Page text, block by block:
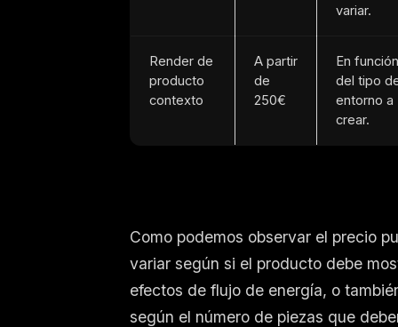
variar.
Render de
producto
contexto
A partir
de
250€
En función
del tipo
entorno a
crear.
Como podemos observar el precio
variar según si el producto debe
efectos de flujo de energía, o
según el número de piezas que